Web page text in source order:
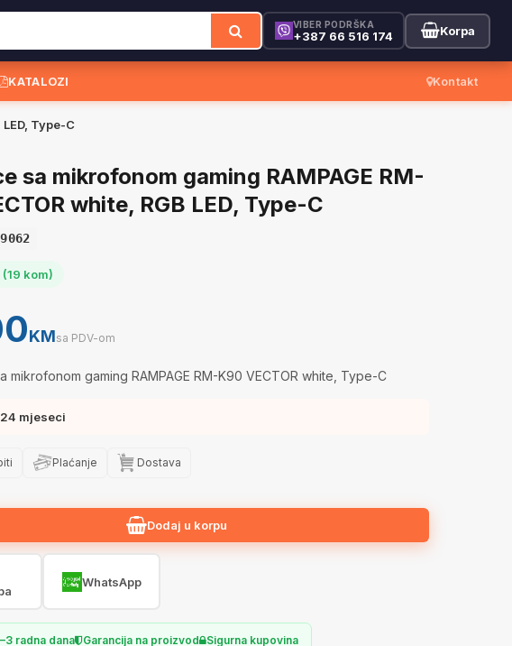
VIBER PODRŠKA
+387 66 516 174 Korpa
KATALOZI Kontakt
Type-C
sa mikrofonom gaming RAMPAGE RM-
white, RGB LED, Type-C
kom)
KMsa PDV-om
mikrofonom gaming RAMPAGE RM-K90 VECTOR white, Type-C
mjeseci
Plaćanje Dostava
Dodaj u korpu
WhatsApp
radna dana Garancija na proizvod Sigurna kupovina